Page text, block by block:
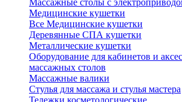
Массажные столы с
Медицинские кушетки
Все Медицинские кушетки
Деревянные СПА кушетки
Металлические кушетки
Оборудование для кабинетов и
массажных столов
Массажные валики
Стулья для массажа и стулья мастера
Тележки косметологические